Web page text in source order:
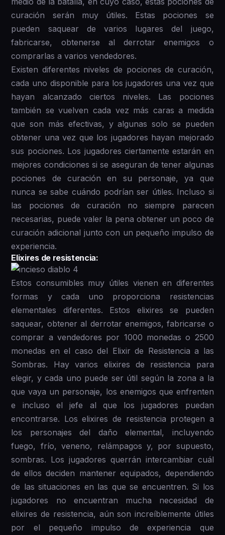
curación serán muy útiles. Estas pociones se
pueden saquear de varios lugares del juego,
fabricarse, obtenerse al derrotar enemigos o
comprarlas a varios vendedores.
Existen diferentes niveles de pociones de curación,
cada uno disponible para los jugadores una vez que
hayan alcanzado ciertos niveles. Las pociones
también se vuelven cada vez más caras a medida
que son más efectivas, y algunas solo se pueden
obtener una vez que los jugadores hayan mejorado
sus pociones. Los jugadores ciertamente estarán en
mejores condiciones si se aseguran de tener algunas
pociones de curación en su personaje, ya que
nunca se sabe cuándo podrían ser útiles. Incluso si
las pociones de curación no siempre parecen
necesarias, puede valer la pena obtener un poco de
curación adicional junto con un pequeño impulso de
experiencia.
Elixires de resistencia:
Estos consumibles muy útiles vienen en diferentes
formas y cada uno proporciona resistencias
elementales diferentes. Estos elixires se pueden
saquear, obtener al derrotar enemigos, fabricarse o
comprar a vendedores por 1000 monedas o 2500
monedas en el caso del Elixir de Resistencia a las
Sombras. Hay varios elixires de resistencia para
elegir, y cada uno puede ser útil según la zona a la
que vaya un personaje, los enemigos que enfrenten
e incluso el jefe al que los jugadores puedan
encontrarse. Los elixires de resistencia protegen a
los personajes del daño elemental, incluyendo
fuego, frío, veneno, relámpagos y, por supuesto,
sombras. Los jugadores querrán intercambiar cuál
de ellos deciden mantener equipados, dependiendo
de las situaciones en las que se encuentren. Si los
jugadores no encuentran mucha necesidad de
elixires de resistencia, aún son increíblemente útiles
por el pequeño impulso de experiencia que